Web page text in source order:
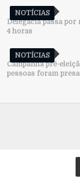
NOTÍCIAS
Delegacia passa
4 horas
NOTÍCIAS
Campanha pré-
pessoas foram